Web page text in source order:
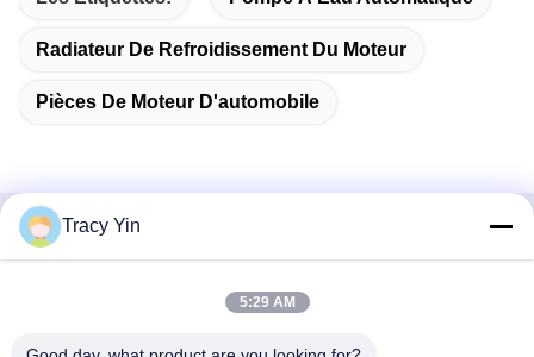
Radiateur De Refroidissement Du Moteur
Pièces De Moteur D'automobile
Contactez rapidement
Tracy Yin
5:29 AM